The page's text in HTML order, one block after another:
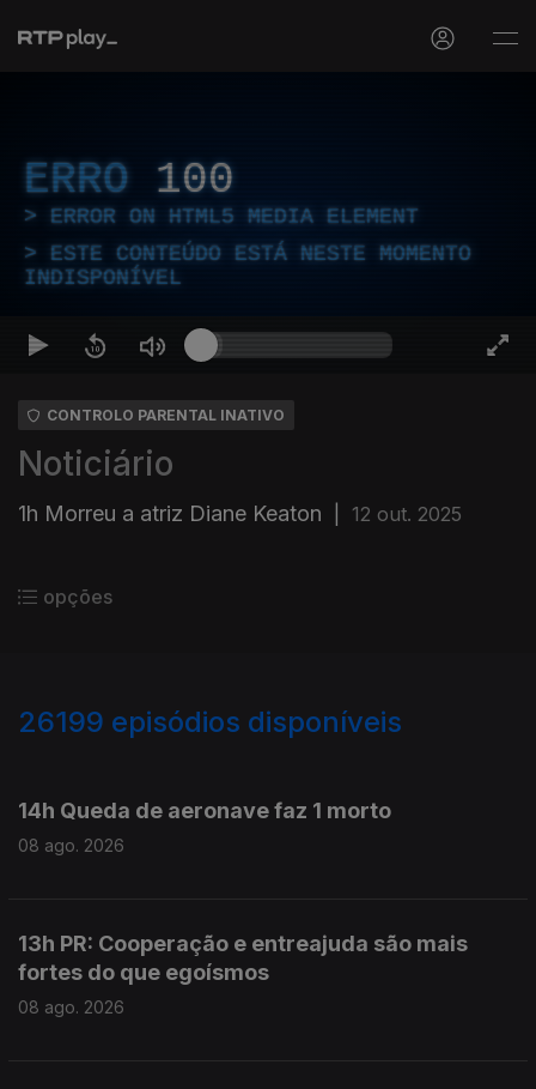
ERRO 100
ERROR ON HTML5 MEDIA ELEMENT
ESTE CONTEÚDO ESTÁ NESTE MOMENTO
INDISPONÍVEL
CONTROLO PARENTAL INATIVO
Noticiário
1h Morreu a atriz Diane Keaton 12 out. 2025
opções
26199 episódios disponíveis
14h Queda de aeronave faz 1 morto
08 ago. 2026
13h PR: Cooperação e entreajuda são mais
fortes do que egoísmos
08 ago. 2026